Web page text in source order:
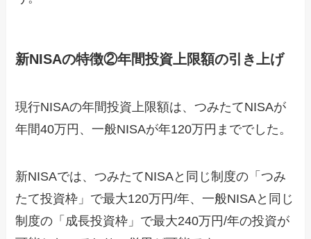
新NISAの特徴②年間投資上限額の引き上げ
現行NISAの年間投資上限額は、つみたてNISAが
年間40万円、一般NISAが年120万円まででした。
新NISAでは、つみたてNISAと同じ制度の「つみ
たて投資枠」で最大120万円/年、一般NISAと同じ
制度の「成長投資枠」で最大240万円/年の投資が